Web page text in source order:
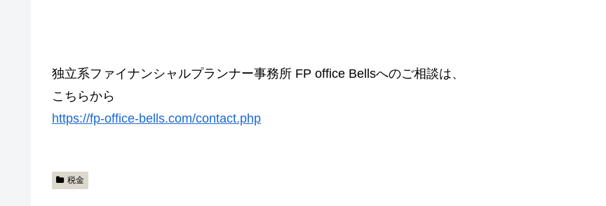
独立系ファイナンシャルプランナー事務所 FP office Bellsへのご相談は、
こちらから
https://fp-office-bells.com/contact.php
税金